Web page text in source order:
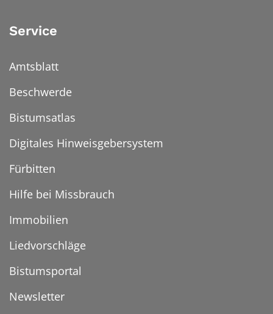
Service
Amtsblatt
Beschwerde
Bistumsatlas
Digitales Hinweisgebersystem
Fürbitten
Hilfe bei Missbrauch
Immobilien
Liedvorschläge
Bistumsportal
Newsletter